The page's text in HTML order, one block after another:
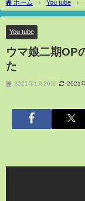
ホーム You tube
You tube
ウマ娘二期OP
た
2021年1月26日 2021